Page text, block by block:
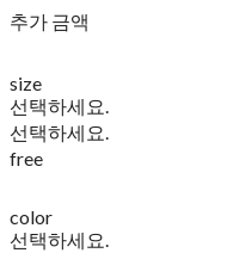
추가 금액
size
선택하세요.
선택하세요.
free
color
선택하세요.